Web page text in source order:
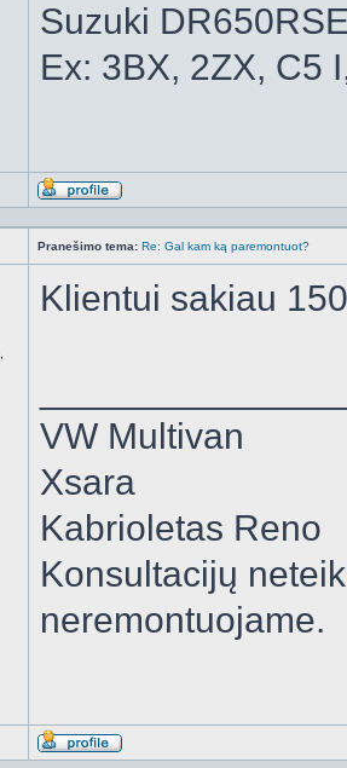
Suzuki
Ex: 3BX, 2ZX, C5
Aprašymas
Pranešimo tema: Re: Gal kam ką paremontuot?
Klientui sakiau
VW Multivan
Xsara
Kabrioletas Reno
Konsultacijų
neremontuojame.
Aprašymas